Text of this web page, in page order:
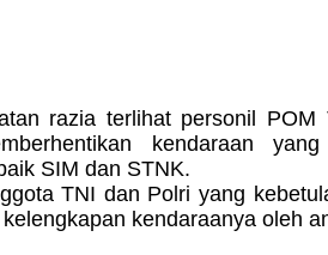
razia terlihat personil
kendaraan
SIM dan STNK.
TNI dan Polri yang
kendaraanya oleh